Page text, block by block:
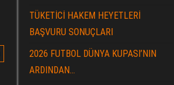
TÜKETİCİ HAKEM HEYETLERİ
BAŞVURU SONUÇLARI
2026 FUTBOL DÜNYA KUPASI’NIN
ARDINDAN…